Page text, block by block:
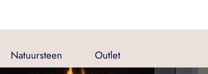
Natuursteen Outlet